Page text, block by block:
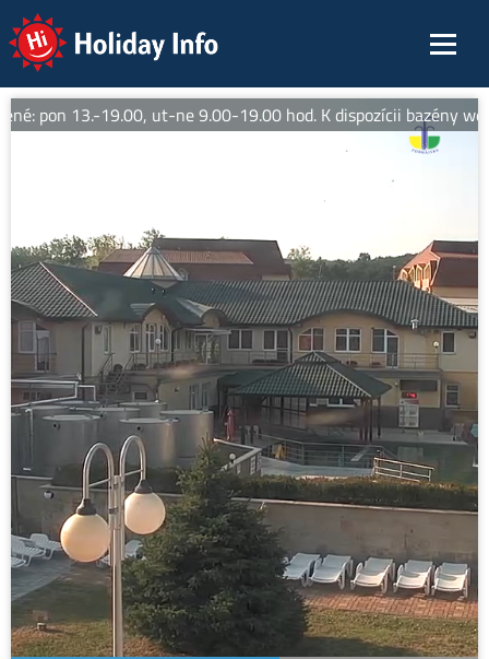
Holiday Info
pon 13.-19.00, ut-ne 9.00-19.00 hod. K dispozícii bazény